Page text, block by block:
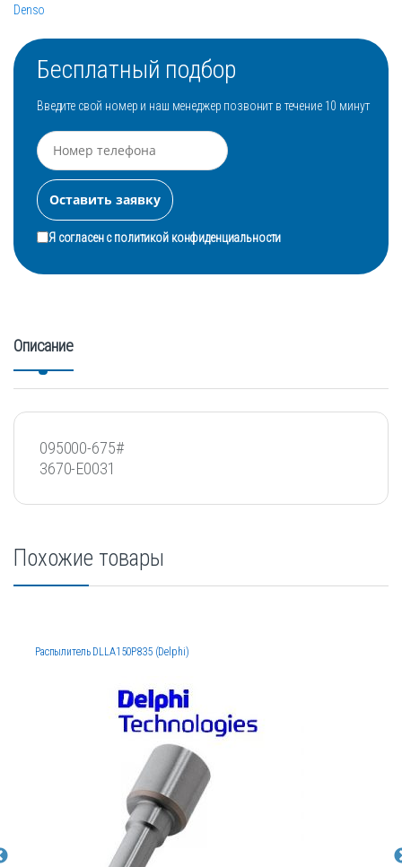
Denso
Бесплатный подбор
Введите свой номер и наш менеджер позвонит в течение 10 минут
Я согласен сполитикой конфиденциальности
Описание
095000-675#
3670-E0031
Похожие товары
Распылитель DLLA150P835 (Delphi)